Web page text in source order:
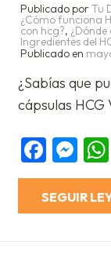
Publicado porTu
¿Cómo funciona
con hcg?,
Ingredientes del
Publicado en
¿Sabías que
cápsulas
SEGUIR